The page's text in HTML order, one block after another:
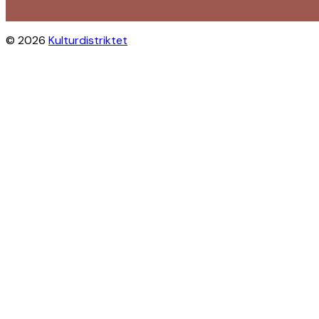
© 2026 Kulturdistriktet